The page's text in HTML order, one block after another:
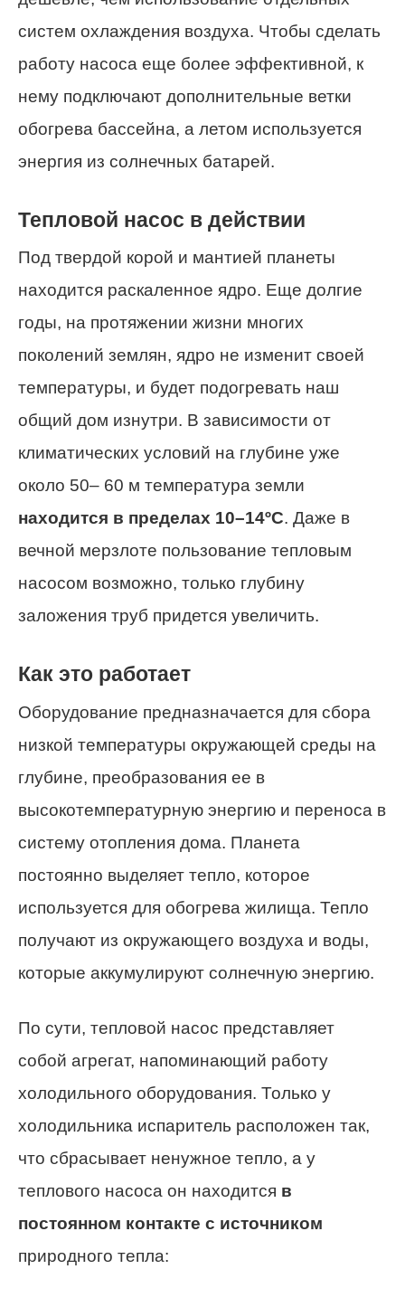
систем охлаждения воздуха. Чтобы сделать
работу насоса еще более эффективной, к
нему подключают дополнительные ветки
обогрева бассейна, а летом используется
энергия из солнечных батарей.
Тепловой насос в действии
Под твердой корой и мантией планеты
находится раскаленное ядро. Еще долгие
годы, на протяжении жизни многих
поколений землян, ядро не изменит своей
температуры, и будет подогревать наш
общий дом изнутри. В зависимости от
климатических условий на глубине уже
около 50– 60 м температура земли
находится в пределах 10–14ºС. Даже в
вечной мерзлоте пользование тепловым
насосом возможно, только глубину
заложения труб придется увеличить.
Как это работает
Оборудование предназначается для сбора
низкой температуры окружающей среды на
глубине, преобразования ее в
высокотемпературную энергию и переноса в
систему отопления дома. Планета
постоянно выделяет тепло, которое
используется для обогрева жилища. Тепло
получают из окружающего воздуха и воды,
которые аккумулируют солнечную энергию.
По сути, тепловой насос представляет
собой агрегат, напоминающий работу
холодильного оборудования. Только у
холодильника испаритель расположен так,
что сбрасывает ненужное тепло, а у
теплового насоса он находится в
постоянном контакте с источником
природного тепла: